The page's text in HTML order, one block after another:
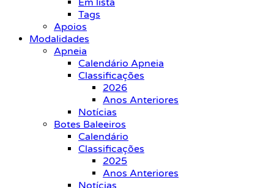
Em lista
Tags
Apoios
Modalidades
Apneia
Calendário Apneia
Classificações
2026
Anos Anteriores
Notícias
Botes Baleeiros
Calendário
Classificações
2025
Anos Anteriores
Notícias